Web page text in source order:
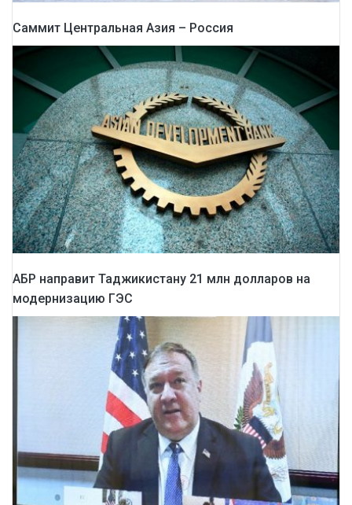
Саммит Центральная Азия – Россия
АБР направит Таджикистану 21 млн долларов на
модернизацию ГЭС